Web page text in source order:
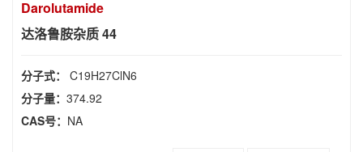
Darolutamide
达洛鲁胺杂质 44
分子式： C19H27ClN6
分子量： 374.92
CAS号： NA